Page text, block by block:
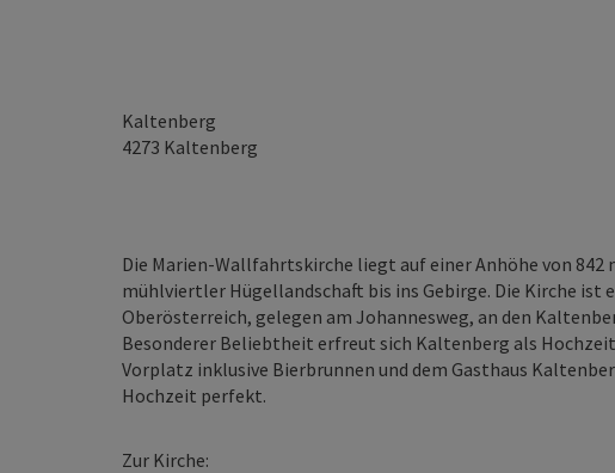
Kaltenberg
4273 Kaltenberg
Die Marien-Wallfahrtskirche liegt auf einer Anhöhe von
mühlviertler Hügellandschaft bis ins Gebirge. Die Kirche
Oberösterreich, gelegen am Johannesweg, an den
Besonderer Beliebtheit erfreut sich Kaltenberg als
Vorplatz inklusive Bierbrunnen und dem Gasthaus
Hochzeit perfekt.
Zur Kirche: